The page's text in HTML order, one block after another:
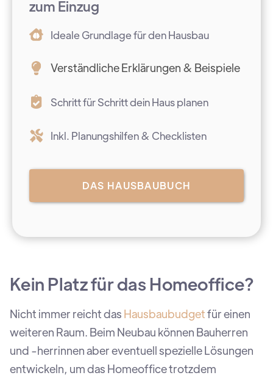
zum Einzug
Ideale Grundlage für den Hausbau
Verständliche Erklärungen & Beispiele
Schritt für Schritt dein Haus planen
Inkl. Planungshilfen & Checklisten
DAS HAUSBAUBUCH
Kein Platz für das Homeoffice?
Nicht immer reicht das Hausbaubudgetfür einen
weiteren Raum. Beim Neubau können Bauherren
und -herrinnen aber eventuell spezielle Lösungen
entwickeln, um das Homeoffice trotzdem